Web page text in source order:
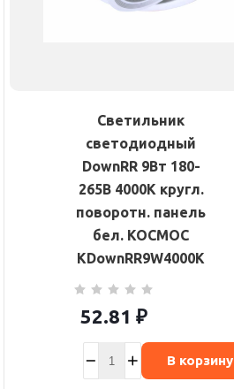
Светильник
светодиодный
DownRR 9Вт 180-
265В 4000К кругл.
поворотн. панель
бел. КОСМОС
KDownRR9W4000K
52.81 ₽
В корзину